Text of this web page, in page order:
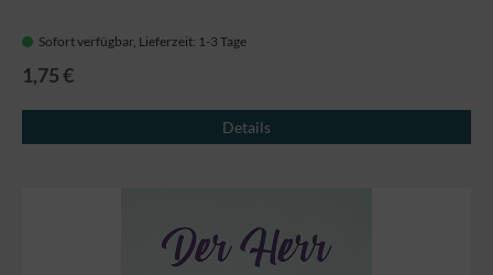
Sofort verfügbar, Lieferzeit: 1-3 Tage
1,75 €
Details